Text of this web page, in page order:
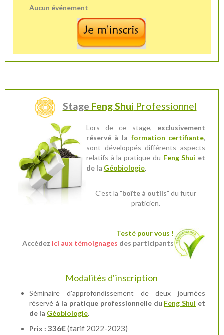
Aucun événement
Stage Feng Shui Professionnel
Lors de ce stage, exclusivement
réservé à la formation certifiante,
sont développés différents aspects
relatifs à la pratique du Feng Shui et
de la Géobiologie.
C'est la "boîte à outils" du futur
praticien.
Testé pour vous !
Accédez ici aux témoignages des participants
Modalités d'inscription
Séminaire d'approfondissement de deux journées
réservé à la pratique professionnelle du Feng Shui et
de la Géobiologie.
Prix :336€(tarif 2022-2023)